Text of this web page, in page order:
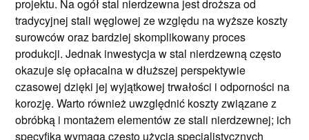
projektu. Na ogół stal nierdzewna jest droższa od
tradycyjnej stali węglowej ze względu na wyższe koszty
surowców oraz bardziej skomplikowany proces
produkcji. Jednak inwestycja w stal nierdzewną często
okazuje się opłacalna w dłuższej perspektywie
czasowej dzięki jej wyjątkowej trwałości i odporności na
korozję. Warto również uwzględnić koszty związane z
obróbką i montażem elementów ze stali nierdzewnej; ich
specyfika wymaga często użycia specjalistycznych